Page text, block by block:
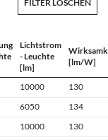
FILTER LÖSCHEN
Lichtstrom
- Leuchte
[lm]
[lm/W]
10000
130
6050
134
10000
130